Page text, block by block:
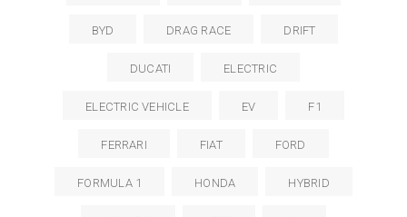
BYD DRAG RACE DRIFT
DUCATI ELECTRIC
ELECTRIC VEHICLE EV F1
FERRARI FIAT FORD
FORMULA 1 HONDA HYBRID